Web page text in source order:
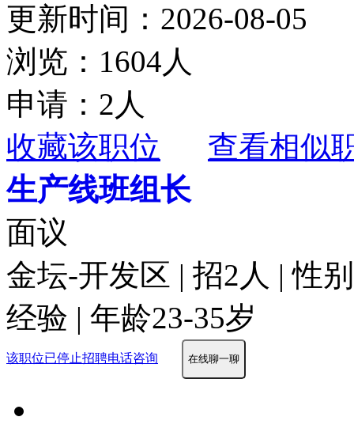
更新时间：2026-08-05
浏览：1604人
申请：2人
收藏该职位
查看相似
生产线班组长
面议
金坛-开发区 | 招2人 | 性
经验 | 年龄23-35岁
该职位已停止招聘电话咨询 在线聊一聊